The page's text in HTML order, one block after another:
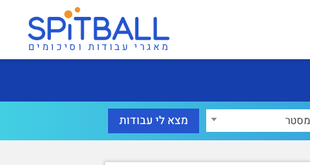
מאגרי עבודות וסיכומים